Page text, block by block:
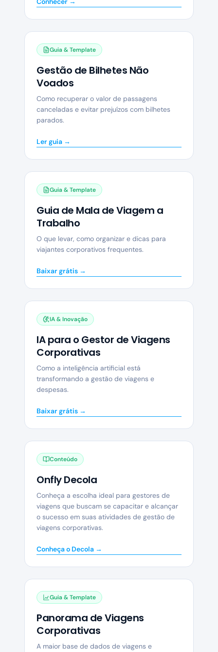
Guia & Template
Gestão de Bilhetes Não
Voados
Como recuperar o valor de passagens
canceladas e evitar prejuízos com bilhetes
parados.
Ler guia →
Guia & Template
Guia de Mala de Viagem a
Trabalho
O que levar, como organizar e dicas para
viajantes corporativos frequentes.
Baixar grátis →
IA & Inovação
IA para o Gestor de Viagens
Corporativas
Como a inteligência artificial está
transformando a gestão de viagens e
despesas.
Baixar grátis →
Conteúdo
Onfly Decola
Conheça a escolha ideal para gestores de
viagens que buscam se capacitar e alcançar
o sucesso em suas atividades de gestão de
viagens corporativas.
Conheça o Decola →
Guia & Template
Panorama de Viagens
Corporativas
A maior base de dados de viagens e